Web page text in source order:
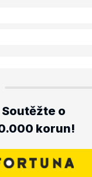
Soutěžte o
korun!